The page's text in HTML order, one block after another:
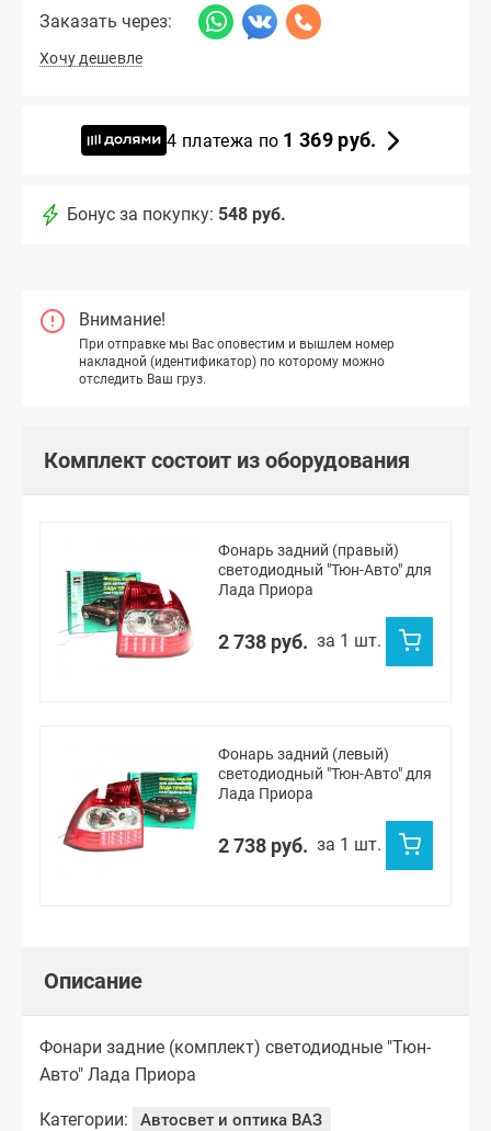
Заказать через:
Хочу дешевле
4 платежа по 1 369 руб.
Бонус за покупку: 548 руб.
Внимание!
При отправке мы Вас оповестим и вышлем номер
накладной (идентификатор) по которому можно
отследить Ваш груз.
Комплект состоит из оборудования
Фонарь задний (правый)
светодиодный "Тюн-Авто" для
Лада Приора
2 738 руб. за 1 шт.
Фонарь задний (левый)
светодиодный "Тюн-Авто" для
Лада Приора
2 738 руб. за 1 шт.
Описание
Фонари задние (комплект) светодиодные "Тюн-
Авто" Лада Приора
Категории: Автосвет и оптика ВАЗ